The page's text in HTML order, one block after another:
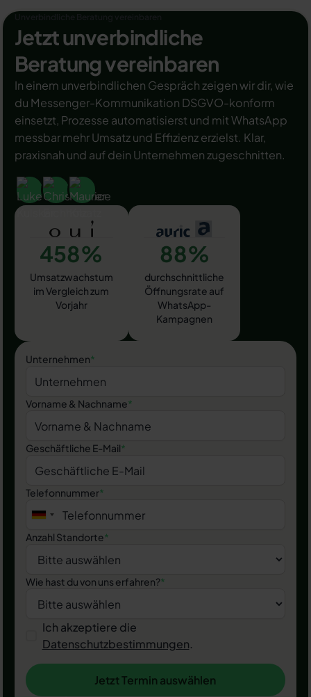
Jetzt unverbindliche
Beratung vereinbaren
In einem unverbindlichen Gespräch zeigen wir dir, wie
du Messenger-Kommunikation DSGVO-konform
einsetzt, Prozesse automatisierst und mit WhatsApp
messbar mehr Umsatz und Effizienz erzielst. Klar,
praxisnah und auf dein Unternehmen zugeschnitten.
458%
Umsatzwachstum
im Vergleich zum
Vorjahr
88%
durchschnittliche
Öffnungsrate auf
WhatsApp-
Kampagnen
Unternehmen*
Vorname & Nachname*
Geschäftliche E-Mail*
Telefonnummer*
Anzahl Standorte*
Wie hast du von uns erfahren?*
Ich akzeptiere die
Datenschutzbestimmungen.
Jetzt Termin auswählen
Jetzt Termin auswählen